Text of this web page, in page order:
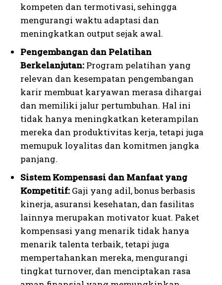
kompeten dan termotivasi, sehingga
mengurangi waktu adaptasi dan
meningkatkan output sejak awal.
Pengembangan dan Pelatihan
Berkelanjutan: Program pelatihan yang
relevan dan kesempatan pengembangan
karir membuat karyawan merasa dihargai
dan memiliki jalur pertumbuhan. Hal ini
tidak hanya meningkatkan keterampilan
mereka dan produktivitas kerja, tetapi juga
memupuk loyalitas dan komitmen jangka
panjang.
Sistem Kompensasi dan Manfaat yang
Kompetitif: Gaji yang adil, bonus berbasis
kinerja, asuransi kesehatan, dan fasilitas
lainnya merupakan motivator kuat. Paket
kompensasi yang menarik tidak hanya
menarik talenta terbaik, tetapi juga
mempertahankan mereka, mengurangi
tingkat turnover, dan menciptakan rasa